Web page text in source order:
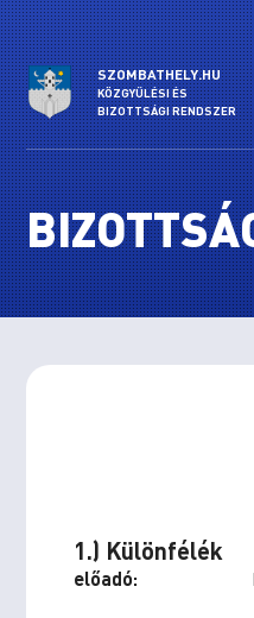
SZOMBATHELY.HU
KÖZGYŰLÉSI ÉS
BIZOTTSÁGI RENDSZER
1.) Különfélék
előadó: